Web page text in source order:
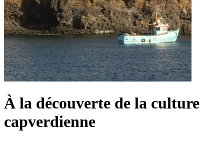
À la découverte de la culture
capverdienne